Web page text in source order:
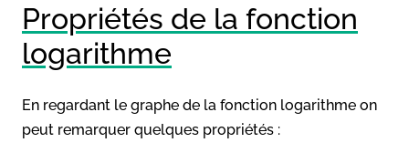
Propriétés de la fonction
logarithme
En regardant le graphe de la fonction logarithme on
peut remarquer quelques propriétés :